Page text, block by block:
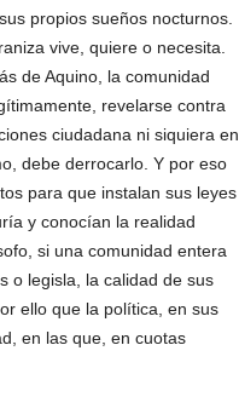
propios sueños nocturnos.
vive, quiere o necesita.
de Aquino, la comunidad
revelarse contra
ciudadana ni siquiera en
debe derrocarlo. Y por eso
para que instalan sus leyes
y conocían la realidad
si una comunidad entera
o legisla, la calidad de sus
ello que la política, en sus
en las que, en cuotas